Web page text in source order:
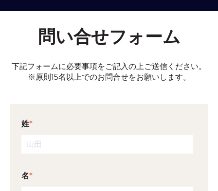
問い合せフォーム
下記フォームに必要事項をご記入の上ご送信ください。
※原則15名以上でのお問合せをお願いします。
姓*
名*